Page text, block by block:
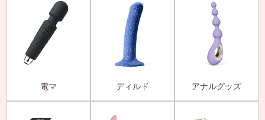
電マ ディルド アナルグッズ